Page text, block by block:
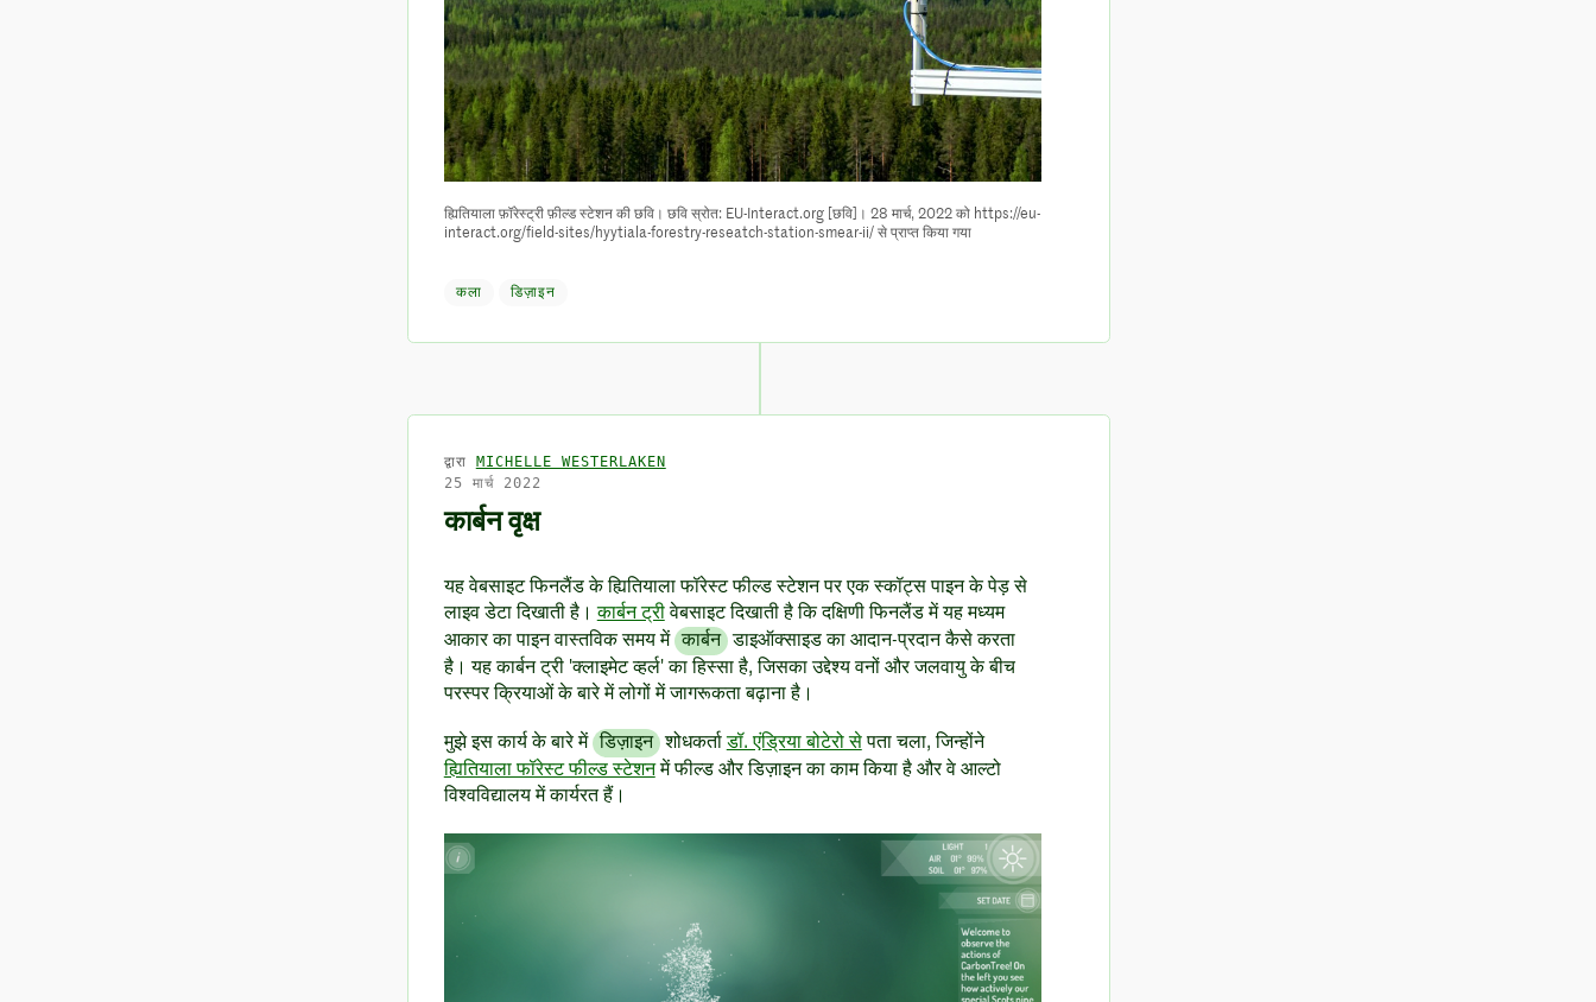
ह्यितियाला फ़ॉरेस्ट्री फ़ील्ड स्टेशन की छवि। छवि स्रोत: EU-Interact.org [छवि]। 28 मार्च, 2022 को https://eu-
interact.org/field-sites/hyytiala-forestry-reseatch-station-smear-ii/ से प्राप्त किया गया
कला डिज़ाइन
द्वारा MICHELLE WESTERLAKEN
25 मार्च 2022
कार्बन वृक्ष
यह वेबसाइट फिनलैंड के ह्यितियाला फॉरेस्ट फील्ड स्टेशन पर एक स्कॉट्स पाइन के पेड़ से
लाइव डेटा दिखाती है।कार्बन ट्रीवेबसाइट दिखाती है कि दक्षिणी फिनलैंड में यह मध्यम
आकार का पाइन वास्तविक समय में कार्बन डाइऑक्साइड का आदान-प्रदान कैसे करता
है। यह कार्बन ट्री 'क्लाइमेट व्हर्ल' का हिस्सा है, जिसका उद्देश्य वनों और जलवायु के बीच
परस्पर क्रियाओं के बारे में लोगों में जागरूकता बढ़ाना है।
मुझे इस कार्य के बारे में डिज़ाइन शोधकर्ताडॉ. एंड्रिया बोटेरो सेपता चला, जिन्होंने
ह्यितियाला फॉरेस्ट फील्ड स्टेशनमें फील्ड और डिज़ाइन का काम किया है और वे आल्टो
विश्वविद्यालय में कार्यरत हैं।